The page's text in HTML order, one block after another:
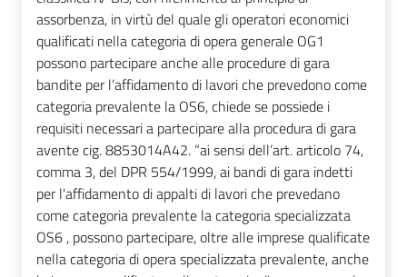
assorbenza, in virtù del quale gli operatori economici
qualificati nella categoria di opera generale OG1
possono partecipare anche alle procedure di gara
bandite per l’affidamento di lavori che prevedono come
categoria prevalente la OS6, chiede se possiede i
requisiti necessari a partecipare alla procedura di gara
avente cig. 8853014A42. “ai sensi dell’art. articolo 74,
comma 3, del DPR 554/1999, ai bandi di gara indetti
per l'affidamento di appalti di lavori che prevedano
come categoria prevalente la categoria specializzata
OS6 , possono partecipare, oltre alle imprese qualificate
nella categoria di opera specializzata prevalente, anche